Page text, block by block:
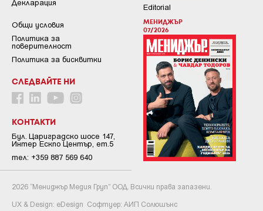
Editorial
МЕНИДЖЪР
07/2026
Декларация
Общи условия
Пoлитикa зa
пoвepитeлнocт
Политика за бисквитки
СЛЕДВАЙТЕ НИ
КОНТАКТИ
Бул. Цариградско шосе 147,
Интер Ескпо Център, ет.5
тел: +359 887 569 640
2026 “Мениджър Медия Груп” ООД. Всички права запазени.
UX & Design: eDesign Софтуер: АИП Солюшънс